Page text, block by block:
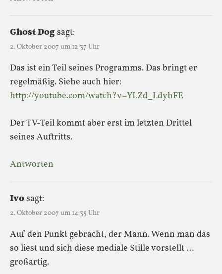
Ghost Dogsagt:
2. Oktober 2007 um 12:37 Uhr
Das ist ein Teil seines Programms. Das bringt er
regelmäßig. Siehe auch hier:
http://youtube.com/watch?v=YLZd_LdyhFE
Der TV-Teil kommt aber erst im letzten Drittel
seines Auftritts.
Antworten
Ivosagt:
2. Oktober 2007 um 14:35 Uhr
Auf den Punkt gebracht, der Mann. Wenn man das
so liest und sich diese mediale Stille vorstellt …
großartig.